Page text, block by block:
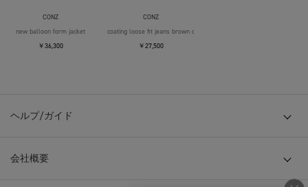
CONZ
new balloon form jacket
￥36,300
CONZ
coating loose fit jeans brown over die
￥27,500
ヘルプ/ガイド
会社概要